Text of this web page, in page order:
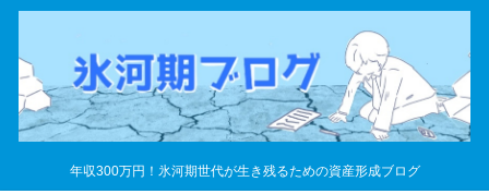
年収300万円！氷河期世代が生き残るための資産形成ブログ